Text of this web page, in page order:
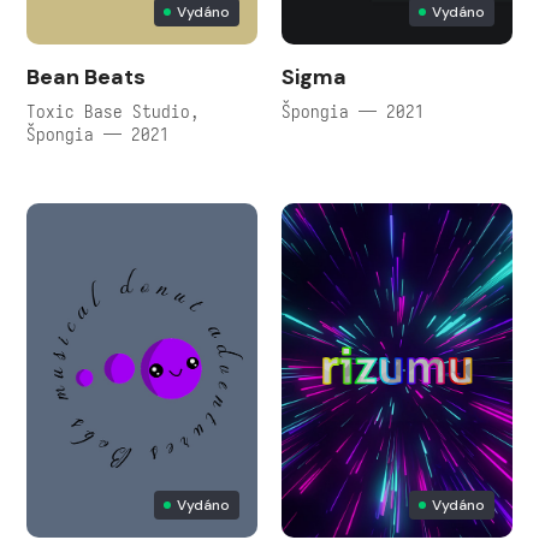
Vydáno
Bean Beats
Toxic Base Studio,
Špongia — 2021
Vydáno
Sigma
Špongia — 2021
Vydáno Vydáno